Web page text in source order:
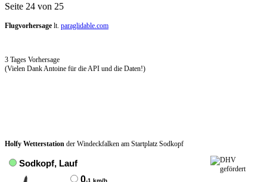
Seite 24 von 25
Flugvorhersage lt. paraglidable.com
3 Tages Vorhersage
(Vielen Dank Antoine für die API und die Daten!)
Holfy Wetterstation der Windeckfalken am Startplatz Sodkopf